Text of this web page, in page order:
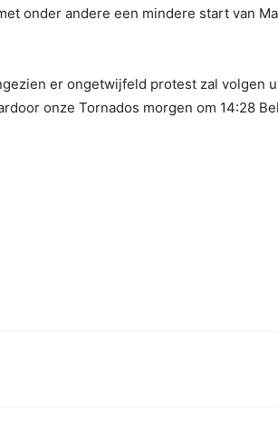
onder andere een mindere start van
er ongetwijfeld protest zal volgen
onze Tornados morgen om 14:28